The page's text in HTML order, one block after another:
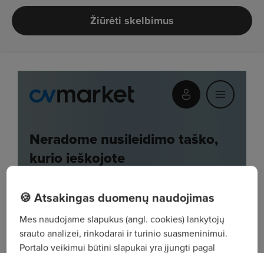
Žiūrėti skelbimus
🍪 Atsakingas duomenų naudojimas
Mes naudojame slapukus (angl. cookies) lankytojų
srauto analizei, rinkodarai ir turinio suasmeninimui.
Portalo veikimui būtini slapukai yra įjungti pagal